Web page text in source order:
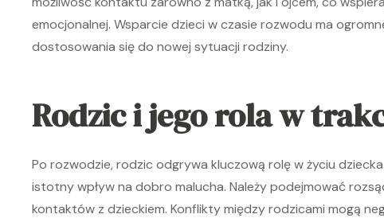
emocjonalnej. Wsparcie dzieci w czasie rozwodu ma
dostosowania się do nowej sytuacji rodziny.
Rodzic i jego rola w
Po rozwodzie, rodzic odgrywa kluczową rolę w życiu
istotny wpływ na dobro malucha. Należy podejmować
kontaktów z dzieckiem. Konflikty między rodzicami mogą